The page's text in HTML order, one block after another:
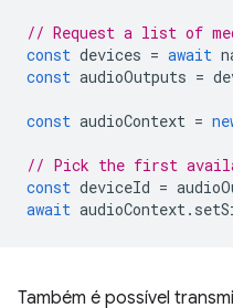
// Request a list of
const devices = await
const audioOutputs =
const audioContext =
// Pick the first
const deviceId =
await audioContext.
Também é possível